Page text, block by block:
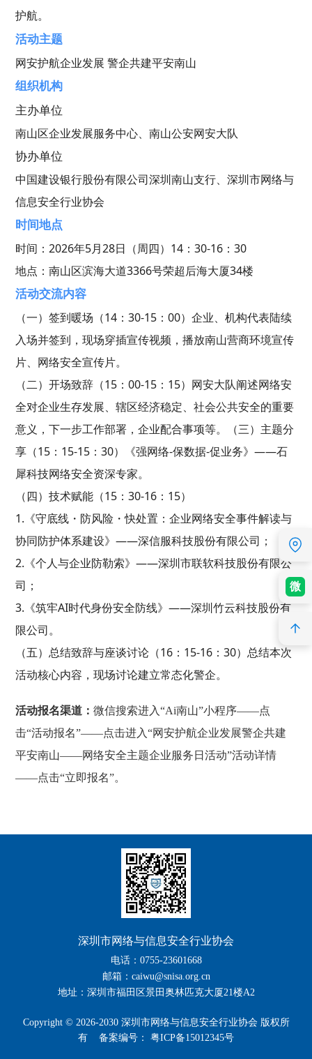
护航。
活动主题
网安护航企业发展 警企共建平安南山
组织机构
主办单位
南山区企业发展服务中心、南山公安网安大队
协办单位
中国建设银行股份有限公司深圳南山支行、深圳市网络与
信息安全行业协会
时间地点
时间：2026年5月28日（周四）14：30-16：30
地点：南山区滨海大道3366号荣超后海大厦34楼
活动交流内容
（一）签到暖场（14：30-15：00）企业、机构代表陆续
入场并签到，现场穿插宣传视频，播放南山营商环境宣传
片、网络安全宣传片。
（二）开场致辞（15：00-15：15）网安大队阐述网络安
全对企业生存发展、辖区经济稳定、社会公共安全的重要
意义，下一步工作部署，企业配合事项等。（三）主题分
享（15：15-15：30）《强网络-保数据-促业务》——石
犀科技网络安全资深专家。
（四）技术赋能（15：30-16：15）
1.《守底线・防风险・快处置：企业网络安全事件解读与
协同防护体系建设》——深信服科技股份有限公司；
2.《个人与企业防勒索》——深圳市联软科技股份有限公
司；
3.《筑牢AI时代身份安全防线》——深圳竹云科技股份有
限公司。
（五）总结致辞与座谈讨论（16：15-16：30）总结本次
活动核心内容，现场讨论建立常态化警企。
活动报名渠道：微信搜索进入“Ai南山”小程序——点
击“活动报名”——点击进入“网安护航企业发展警企共建
平安南山——网络安全主题企业服务日活动”活动详情
——点击“立即报名”。
深圳市网络与信息安全行业协会
电话：0755-23601668
邮箱：caiwu@snisa.org.cn
地址：深圳市福田区景田奥林匹克大厦21楼A2
Copyright © 2026-2030 深圳市网络与信息安全行业协会 版权所
有 备案编号：
粤ICP备15012345号
微